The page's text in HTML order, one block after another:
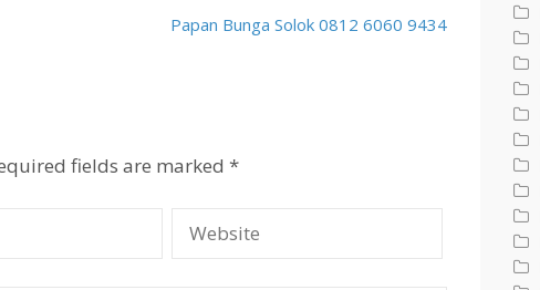
Papan Bunga Solok 0812 6060 9434
fields are marked *